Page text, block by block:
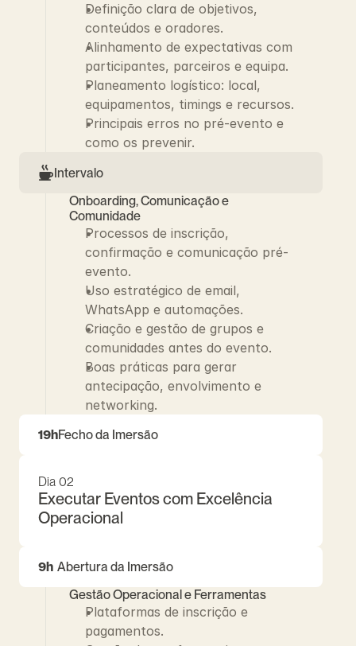
Definição clara de objetivos,
conteúdos e oradores.
Alinhamento de expectativas com
participantes, parceiros e equipa.
Planeamento logístico: local,
equipamentos, timings e recursos.
Principais erros no pré-evento e
como os prevenir.
Intervalo
Onboarding, Comunicação e
Comunidade
Processos de inscrição,
confirmação e comunicação pré-
evento.
Uso estratégico de email,
WhatsApp e automações.
Criação e gestão de grupos e
comunidades antes do evento.
Boas práticas para gerar
antecipação, envolvimento e
networking.
Fecho da Imersão
19h
Dia 02
Executar Eventos com Excelência
Operacional
9h Abertura da Imersão
Gestão Operacional e Ferramentas
Plataformas de inscrição e
pagamentos.